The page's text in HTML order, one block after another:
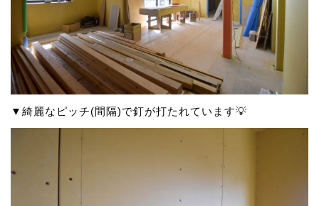
▼綺麗なピッチ(間隔)で釘が打たれています💡